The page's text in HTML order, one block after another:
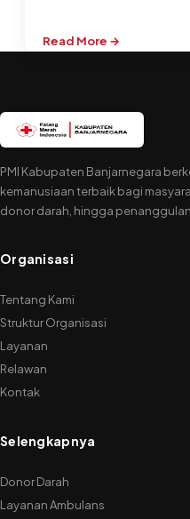
Read More →
:
Menteri
Sosial
PMI Kabupaten Banjarnegara
kemanusiaan terbaik bagi
donor darah, hingga
Organisasi
Tentang Kami
Struktur Organisasi
Layanan
Relawan
Kontak
Selengkapnya
Donor Darah
Layanan Ambulans